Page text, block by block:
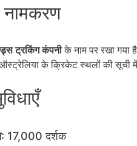
ट्रकिंग कंपनीके नाम पर रखा गया
के क्रिकेट स्थलों की सूची
: 17,000 दर्शक